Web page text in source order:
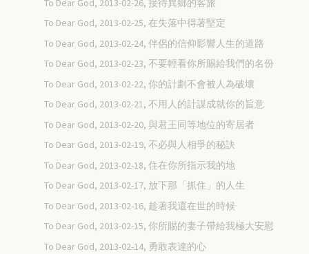
To Dear God, 2013-02-26, 接待異鄉的客旅
To Dear God, 2013-02-25, 在失落中得著堅定
To Dear God, 2013-02-24, 伴侶的信仰影響人生的道路
To Dear God, 2013-02-23, 不要輕看你所賜給我們的名份
To Dear God, 2013-02-22, 你的計劃不會被人為破壞
To Dear God, 2013-02-21, 不用人的計謀成就你的旨意
To Dear God, 2013-02-20, 與君王同等地位的寄居者
To Dear God, 2013-02-19, 不必與人相爭的秘訣
To Dear God, 2013-02-18, 住在你所指示我的地
To Dear God, 2013-02-17, 放下那「抓住」的人生
To Dear God, 2013-02-16, 趁著我還在世的時候
To Dear God, 2013-02-15, 你所賜的妻子帶給我極大安慰
To Dear God, 2013-02-14, 勇敢表達的心